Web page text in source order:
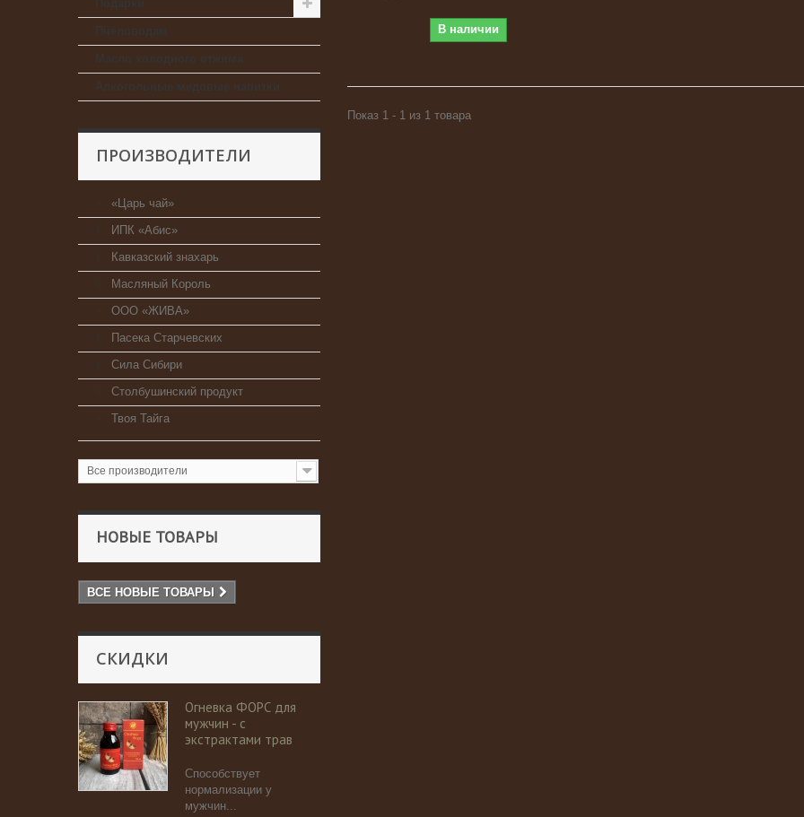
Масло холодного отжима
Алкогольные медовые напитки
ПРОИЗВОДИТЕЛИ
«Царь чай»
ИПК «Абис»
Кавказский знахарь
Масляный Король
ООО «ЖИВА»
Пасека Старчевских
Сила Сибири
Столбушинский продукт
Твоя Тайга
Все производители
НОВЫЕ ТОВАРЫ
ВСЕ НОВЫЕ ТОВАРЫ
СКИДКИ
Огневка ФОРС для
мужчин - с
экстрактами трав
Способствует
нормализации у
мужчин...
В наличии
Показ 1 - 1 из 1 товара